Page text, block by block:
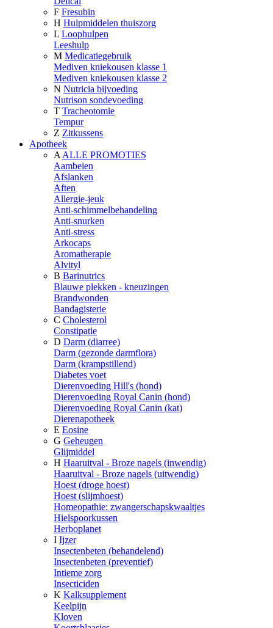
F Fresubin
H Hulpmiddelen thuiszorg
L Loophulpen
Leeshulp
M Medicatiegebruik
Mediven kniekousen klasse 1
Mediven kniekousen klasse 2
N Nutricia bijvoeding
Nutrison sondevoeding
T Tracheotomie
Tempur
Z Zitkussens
Apotheek
A ALLE PROMOTIES
Aambeien
Afslanken
Aften
Allergie-jeuk
Anti-schimmelbehandeling
Anti-snurken
Anti-stress
Arkocaps
Aromatherapie
Alvityl
B Barinutrics
Blauwe plekken - kneuzingen
Brandwonden
Bandagisterie
C Cholesterol
Constipatie
D Darm (diarree)
Darm (gezonde darmflora)
Darm (krampstillend)
Diabetes voet
Dierenvoeding Hill's (hond)
Dierenvoeding Royal Canin (hond)
Dierenvoeding Royal Canin (kat)
Dierenapotheek
E Eosine
G Geheugen
Glijmiddel
H Haaruitval - Broze nagels (inwendig)
Haaruitval - Broze nagels (uitwendig)
Hoest (droge hoest)
Hoest (slijmhoest)
Homeopathie: zwangerschapskwaaltjes
Hielspoorkussen
Herboplanet
I Ijzer
Insectenbeten (behandelend)
Insectenbeten (preventief)
Intieme zorg
Insecticiden
K Kalksupplement
Keelpijn
Kloven